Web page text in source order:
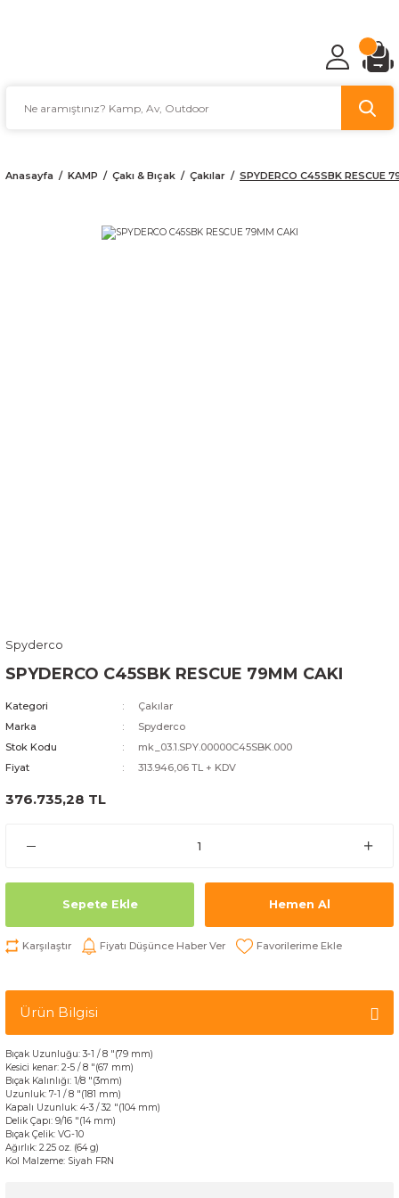
Anasayfa KAMP Çakı & Bıçak Çakılar SPYDERCO C45SBK RESCUE
Spyderco
SPYDERCO C45SBK RESCUE 79MM CAKI
Kategori
Çakılar
Marka
Spyderco
Stok Kodu
mk_03.1.SPY.00000C45SBK.000
Fiyat
313.946,06 TL + KDV
376.735,28 TL
Sepete Ekle Hemen Al
Karşılaştır Fiyatı Düşünce Haber Ver
Ürün Bilgisi
Bıçak Uzunluğu: 3-1 / 8 "(79 mm)
Kesici kenar: 2-5 / 8 "(67 mm)
Bıçak Kalınlığı: 1/8 "(3mm)
Uzunluk: 7-1 / 8 "(181 mm)
Kapalı Uzunluk: 4-3 / 32 "(104 mm)
Delik Çapı: 9/16 "(14 mm)
Bıçak Çelik: VG-10
Ağırlık: 2.25 oz. (64 g)
Kol Malzeme: Siyah FRN